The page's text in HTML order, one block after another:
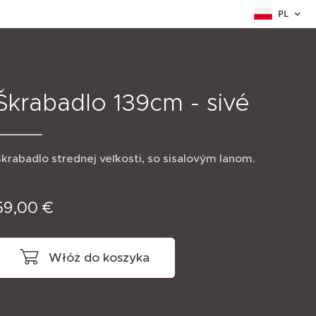
PL
139cm - sivé
strednej veľkosti, so sisalovým lanom.
€
Włóż do koszyka